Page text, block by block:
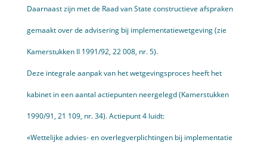
Daarnaast zijn met de Raad van State constructieve afspraken
gemaakt over de advisering bij implementatiewetgeving (zie
Kamer­stukken II 1991/92, 22 008, nr. 5).
Deze integrale aanpak van het wetgevingsproces heeft het
kabinet in een aantal actiepunten neergelegd (Kamerstukken
1990/91, 21 109, nr. 34). Actiepunt 4 luidt:
«Wettelijke advies- en overlegverplichtingen bij implementatie